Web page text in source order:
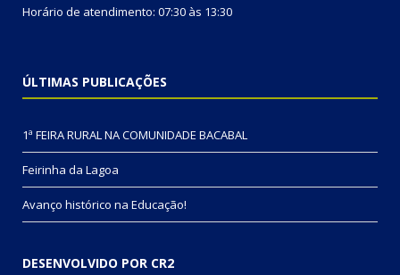
Horário de atendimento: 07:30 às 13:30
ÚLTIMAS PUBLICAÇÕES
1ª FEIRA RURAL NA COMUNIDADE BACABAL
Feirinha da Lagoa
Avanço histórico na Educação!
DESENVOLVIDO POR CR2